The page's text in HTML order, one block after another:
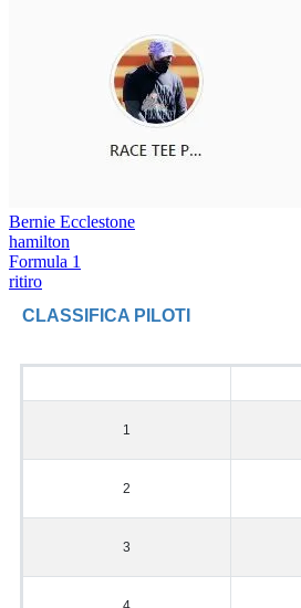
Bernie Ecclestone
hamilton
Formula 1
ritiro